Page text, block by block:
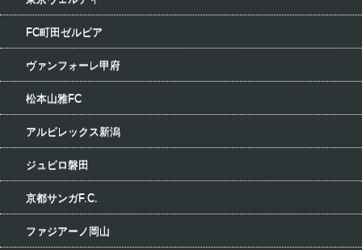
FC町田ゼルビア
ヴァンフォーレ甲府
松本山雅FC
アルビレックス新潟
ジュビロ磐田
京都サンガF.C.
ファジアーノ岡山